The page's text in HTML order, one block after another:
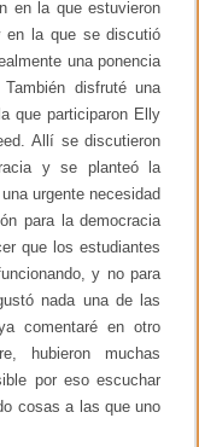
en la que estuvieron
en la que se discutió
una ponencia
disfruté una
que participaron Elly
Allí se discutieron
y se planteó la
urgente necesidad
para la democracia
que los estudiantes
y no para
nada una de las
comentaré en otro
hubieron muchas
por eso escuchar
cosas a las que uno